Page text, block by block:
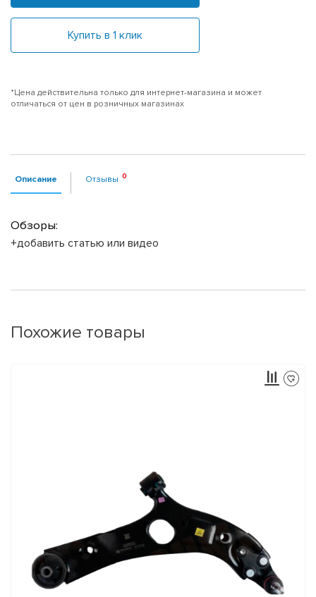
Купить в 1 клик
*Цена действительна только для интернет-магазина и может
отличаться от цен в розничных магазинах
Описание Отзывы
Обзоры:
+добавить статью или видео
Похожие товары